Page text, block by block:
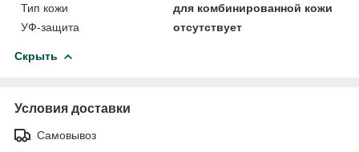
Тип кожи
для комбинированной кожи
УФ-защита
отсутствует
Скрыть
Условия доставки
Самовывоз